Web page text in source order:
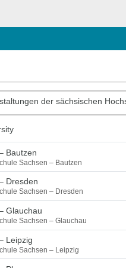
der sächsischen
Bautzen
Sachsen – Bautzen
Dresden
Sachsen – Dresden
Glauchau
Sachsen – Glauchau
Leipzig
Sachsen – Leipzig